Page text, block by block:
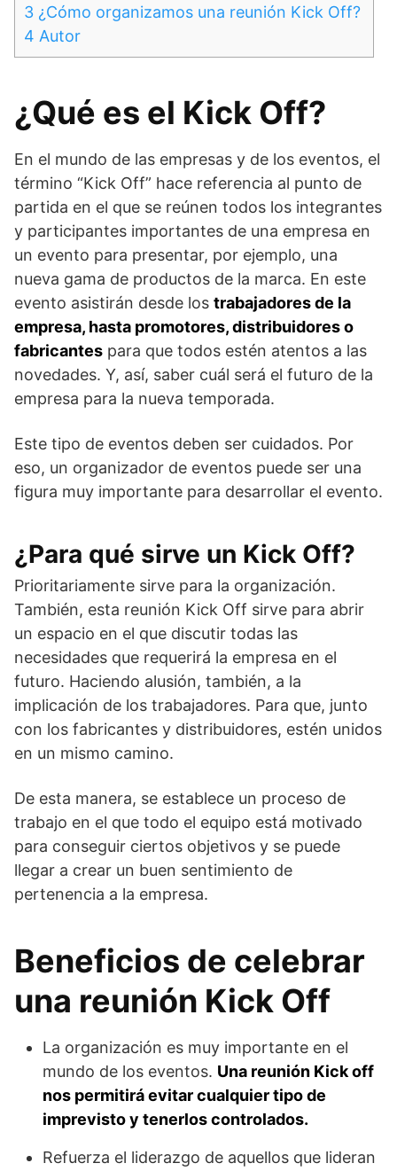
3 ¿Cómo organizamos una reunión Kick Off?
4 Autor
¿Qué es el Kick Off?
En el mundo de las empresas y de los eventos, el
término “Kick Off” hace referencia al punto de
partida en el que se reúnen todos los integrantes
y participantes importantes de una empresa en
un evento para presentar, por ejemplo, una
nueva gama de productos de la marca. En este
evento asistirán desde los trabajadores de la
empresa, hasta promotores, distribuidores o
fabricantes para que todos estén atentos a las
novedades. Y, así, saber cuál será el futuro de la
empresa para la nueva temporada.
Este tipo de eventos deben ser cuidados. Por
eso, un organizador de eventos puede ser una
figura muy importante para desarrollar el evento.
¿Para qué sirve un Kick Off?
Prioritariamente sirve para la organización.
También, esta reunión Kick Off sirve para abrir
un espacio en el que discutir todas las
necesidades que requerirá la empresa en el
futuro. Haciendo alusión, también, a la
implicación de los trabajadores. Para que, junto
con los fabricantes y distribuidores, estén unidos
en un mismo camino.
De esta manera, se establece un proceso de
trabajo en el que todo el equipo está motivado
para conseguir ciertos objetivos y se puede
llegar a crear un buen sentimiento de
pertenencia a la empresa.
Beneficios de celebrar
una reunión Kick Off
La organización es muy importante en el
mundo de los eventos. Una reunión Kick off
nos permitirá evitar cualquier tipo de
imprevisto y tenerlos controlados.
Refuerza el liderazgo de aquellos que lideran